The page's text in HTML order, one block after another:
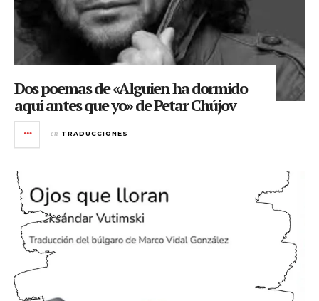
Dos poemas de «Alguien ha dormido
aquí antes que yo» de Petar Chújov
en TRADUCCIONES